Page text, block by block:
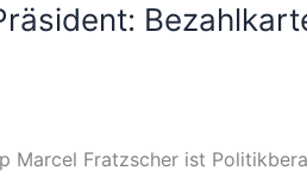
Fratzscher ist